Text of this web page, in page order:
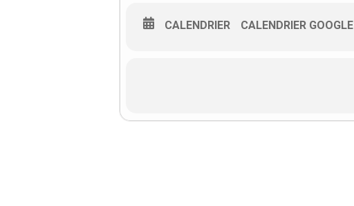
CALENDRIER CALENDRIER GOOGLE